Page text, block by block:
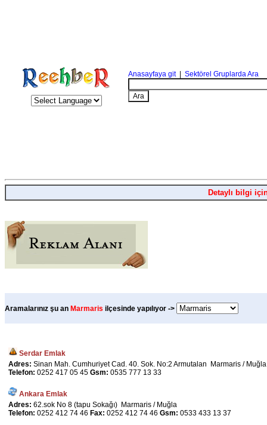
Anasayfaya git| Sektörel Gruplarda Ara
Detaylı bilgi
Aramalarınız şu an Marmaris ilçesinde yapılıyor ->
Serdar Emlak
Adres: Sinan Mah. Cumhuriyet Cad. 40. Sok. No:2 Armutalan Marmaris / Muğla
Telefon: 0252 417 05 45 Gsm: 0535 777 13 33
Ankara Emlak
Adres: 62.sok No 8 (tapu Sokağı) Marmaris / Muğla
Telefon: 0252 412 74 46 Fax: 0252 412 74 46 Gsm: 0533 433 13 37